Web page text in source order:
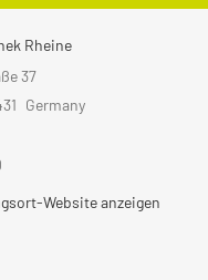
Rheine
37
Germany
Website anzeigen